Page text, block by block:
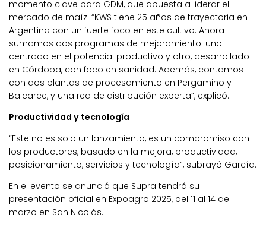
momento clave para GDM, que apuesta a liderar el
mercado de maíz. “KWS tiene 25 años de trayectoria en
Argentina con un fuerte foco en este cultivo. Ahora
sumamos dos programas de mejoramiento: uno
centrado en el potencial productivo y otro, desarrollado
en Córdoba, con foco en sanidad. Además, contamos
con dos plantas de procesamiento en Pergamino y
Balcarce, y una red de distribución experta”, explicó.
Productividad y tecnología
“Este no es solo un lanzamiento, es un compromiso con
los productores, basado en la mejora, productividad,
posicionamiento, servicios y tecnología”, subrayó García.
En el evento se anunció que Supra tendrá su
presentación oficial en Expoagro 2025, del 11 al 14 de
marzo en San Nicolás.